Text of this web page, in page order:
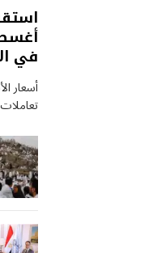
في
أسعار
تعاملات